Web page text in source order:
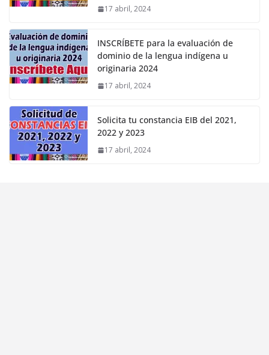
17 abril, 2024
INSCRÍBETE para la evaluación de
dominio de la lengua indígena u
originaria 2024
17 abril, 2024
Solicita tu constancia EIB del 2021,
2022 y 2023
17 abril, 2024